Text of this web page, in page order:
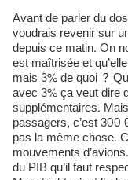
Avant de parler du
voudrais revenir sur
depuis ce matin. On
est maîtrisée et
mais 3% de quoi ?
avec 3% ça veut dire
supplémentaires.
passagers, c’est
pas la même chose.
mouvements
du PIB qu’il faut